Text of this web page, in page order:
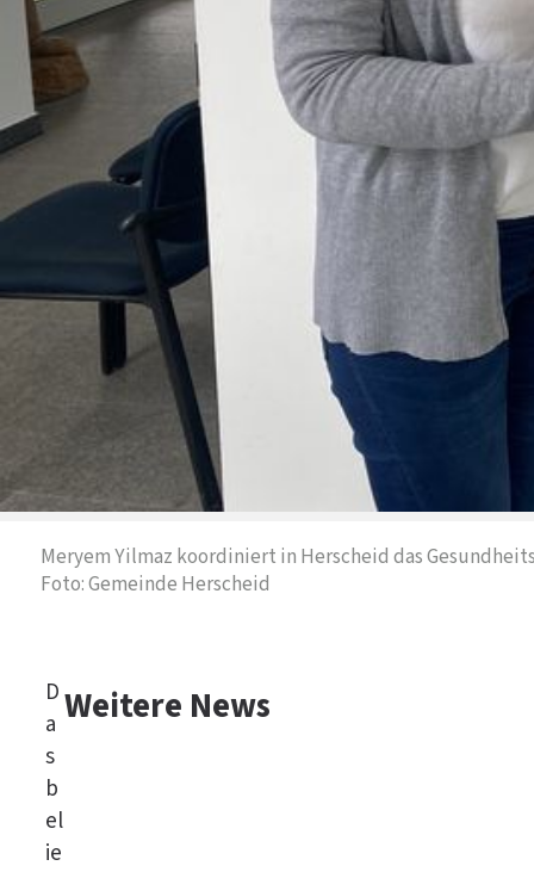
Meryem Yilmaz koordiniert in Herscheid das
Foto: Gemeinde Herscheid
D
a
s
b
el
ie
Weitere News